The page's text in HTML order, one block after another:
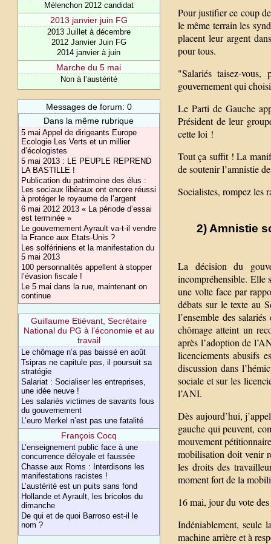
Mélenchon 2012 candidat
2013 janvier juin FG
2013 Juillet à décembre
2012 Janvier Juin FG
2014 janvier à juin
Marche du 5 mai
Non à l’austérité
Messages de forum: 0
Dans la même rubrique
5 mai Appel de dirigeants Europe
Ecologie Les Verts et un millier
d’écologistes
5 mai 2013 : LE PEUPLE REPREND
LA BASTILLE !
Publication du patrimoine des élus :
Les sociaux libéraux ont encore réussi
à protéger le royaume de l’argent
6 mai 2012 2013 « La période d’essai
est terminée »
Le gouvernement Ayrault va-t-il vendre
la France aux Etats-Unis ?
Les solfériniens et la manifestation du
5 mai 2013
100 personnalités appellent à stopper
l’évasion fiscale !
Le 5 mai dans la rue, maintenant on
continue
Guillaume Etiévant, Secrétaire
National du PG à l’économie et au
travail
Le chômage n’a pas baissé en août
Tsipras ne capitule pas, il poursuit sa
stratégie
Salariat : Socialiser les entreprises,
une idée neuve !
Les salariés victimes de savants fous
du gouvernement
L’euro Merkel n’est pas une fatalité
François Cocq
L’enseignement public face à une
concurrence déloyale et faussée
Chasse aux Roms : Interdisons les
manifestations racistes !
L’austérité est un puits sans fond
Hollande et Ayrault, les bricolos du
dimanche
De qui et de quoi Barroso est-il le
nom ?
Pour justifier ce coup
le même terrain les
placent leur argent
pour tous.
"Salariés taisez-
gouvernement qui
Le Parti de Gauche
Président de leur
cette loi !
Tout ça suffit ! La
de soutenir l’amnistie
Socialistes, rompez les
2) Amnistie
La décision du
incompréhensible. Elle
une volte face par
débats sur le texte au
l’ensemble des
chômage atteint un
après l’adoption de
licenciements abusifs
discussion dans
sociale et sur les
l’ANI.
Dès aujourd’hui,
gauche qui peuvent,
mouvement
mobilisation doit venir
les droits des
moment fort de la
16 mai, jour du vote
Indéniablement, seule
machine arrière et à